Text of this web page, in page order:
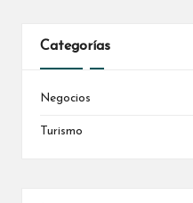
Categorías
Negocios
Turismo